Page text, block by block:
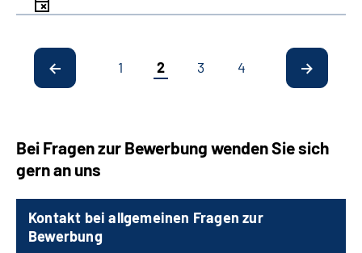
1 2 3 4
Bei Fragen zur Bewerbung wenden Sie sich
gern an uns
Kontakt bei allgemeinen Fragen zur
Bewerbung